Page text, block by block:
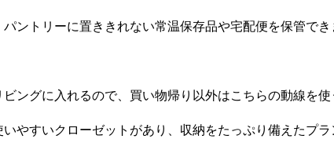
ントリーに置ききれない常温保存品や宅配便を保管でき
ングに入れるので、買い物帰り以外はこちらの動線を使
やすいクローゼットがあり、収納をたっぷり備えたプラ